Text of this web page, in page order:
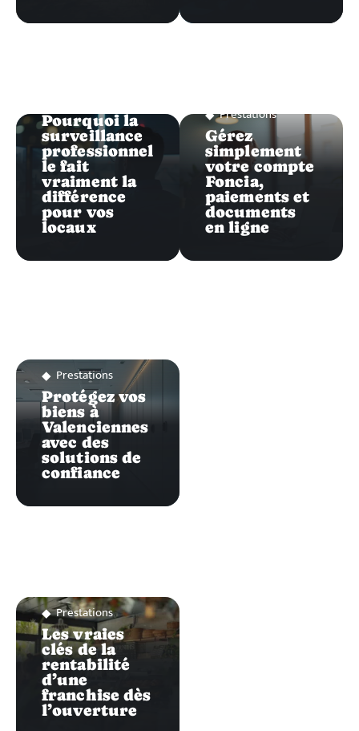
Pourquoi la
surveillance
professionnel
le fait
vraiment la
différence
pour vos
locaux
Prestations
Protégez vos
biens à
Valenciennes
avec des
solutions de
confiance
Prestations
Les vraies
clés de la
rentabilité
d’une
franchise dès
l’ouverture
Prestations
Gérez
simplement
votre compte
Foncia,
paiements et
documents
en ligne